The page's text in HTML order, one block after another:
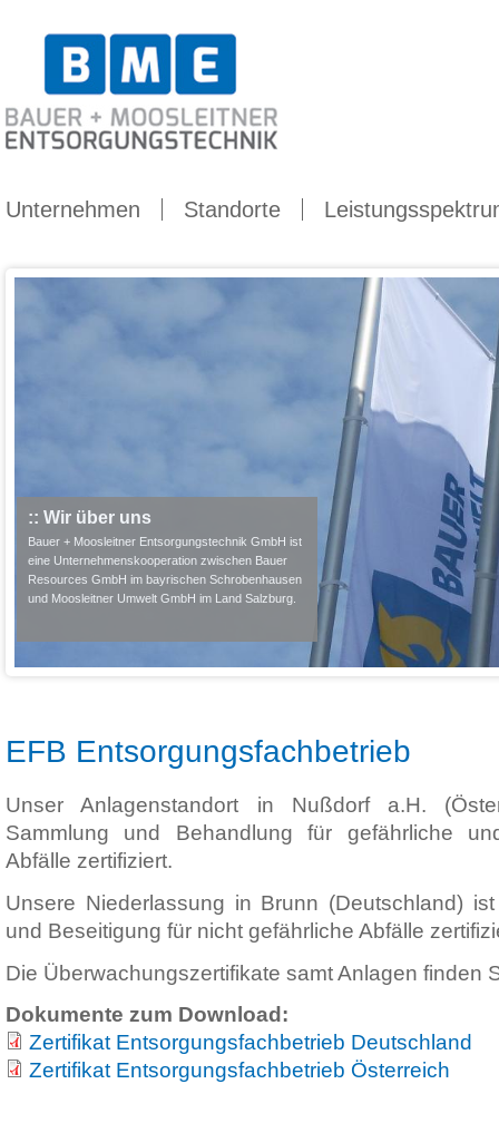
Dropdown
Unternehmen Standorte
:: Wir über uns
Bauer + Moosleitner Entsorgungstechnik GmbH ist
eine Unternehmenskooperation zwischen Bauer
Resources GmbH im bayrischen Schrobenhausen
und Moosleitner Umwelt GmbH im Land Salzburg.
EFB Entsorgungsfachbetrieb
Unser Anlagenstandort in Nußdorf a.H.
Sammlung und Behandlung für gefährliche
Abfälle zertifiziert.
Unsere Niederlassung in Brunn (Deutschland)
und Beseitigung für nicht gefährliche Abfälle
Die Überwachungszertifikate samt Anlagen finden
Dokumente zum Download:
Zertifikat Entsorgungsfachbetrieb Deutschland
Zertifikat Entsorgungsfachbetrieb Österreich